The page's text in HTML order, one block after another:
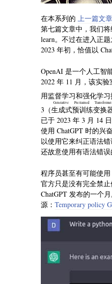
在本系列的 上一篇文章
第七篇文章中，我们
learn。不过在进入正
2023 年初，恰值以
OpenAI 是一个人工智
2022 年 11 月，该实
用监督学习和强化学
3（生成式预训练变换
Generative Pre-trained Transformer
已于 2023 年 3 月 14
使用 ChatGPT 时的兴
以使用它来纠正语法
还故意使用有语法错
程序员甚至有可能使
官方只是没有完全禁
ChatGPT 发布的一个
源： Temporary policy